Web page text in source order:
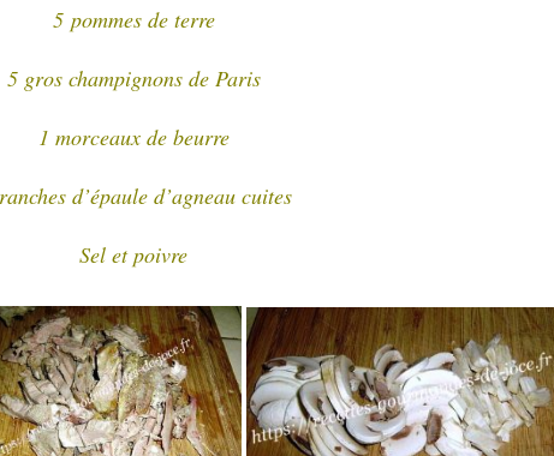
5 pommes de terre
5 gros champignons de Paris
1 morceaux de beurre
d’épaule d’agneau cuites
Sel et poivre